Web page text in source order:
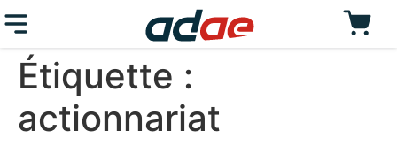
Étiquette :
actionnariat